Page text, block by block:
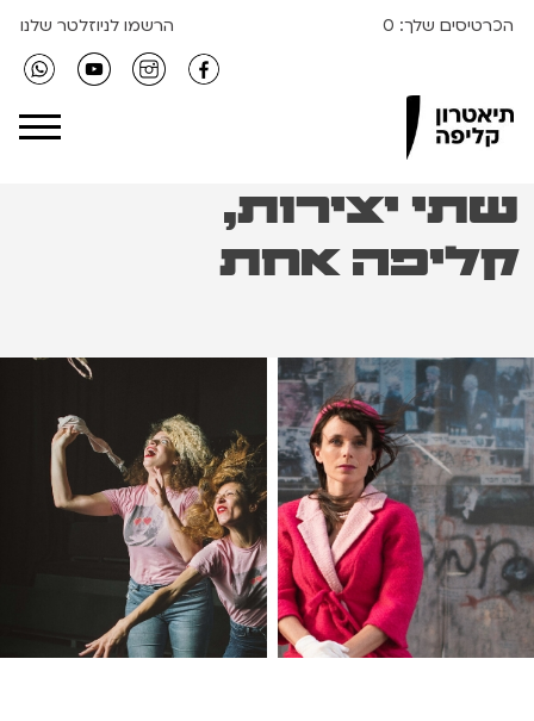
הכרטיסים שלך: 0 הרשמו לניוזלטר שלנו
Clipa Theater
שתי יצירות,
קליפה אחת